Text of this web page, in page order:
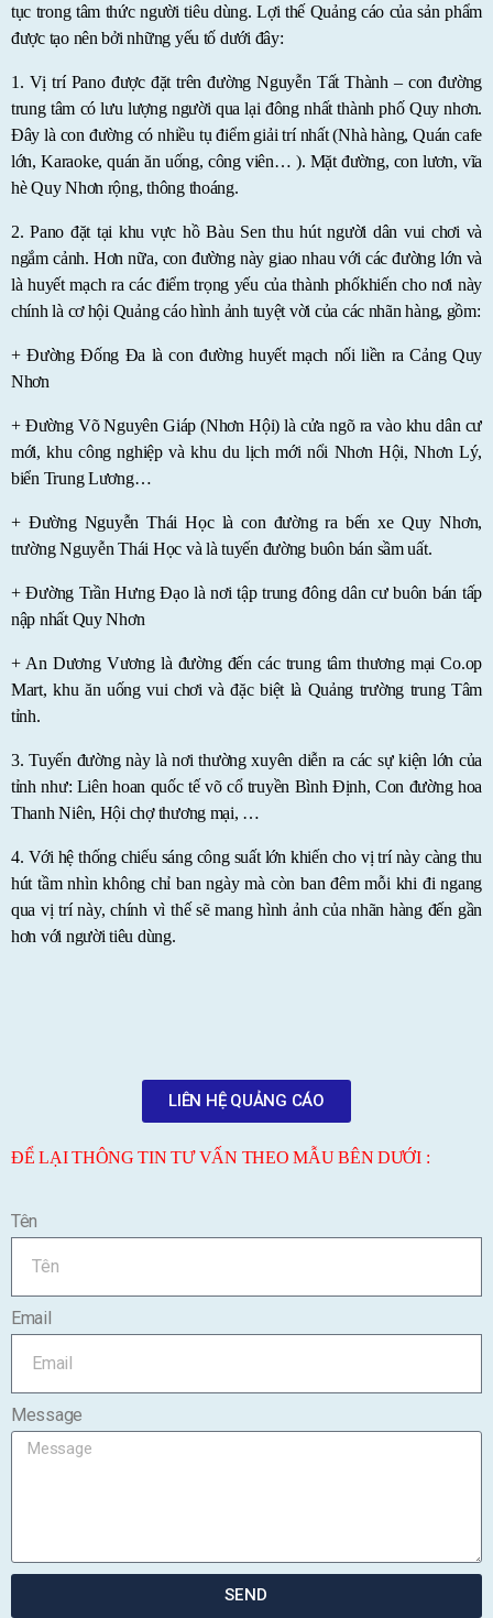
tục trong tâm thức người tiêu dùng. Lợi thế Quảng cáo của sản phẩm
được tạo nên bởi những yếu tố dưới đây:
1. Vị trí Pano được đặt trên đường Nguyễn Tất Thành – con đường
trung tâm có lưu lượng người qua lại đông nhất thành phố Quy nhơn.
Đây là con đường có nhiều tụ điểm giải trí nhất (Nhà hàng, Quán cafe
lớn, Karaoke, quán ăn uống, công viên… ). Mặt đường, con lươn, vĩa
hè Quy Nhơn rộng, thông thoáng.
2. Pano đặt tại khu vực hồ Bàu Sen thu hút người dân vui chơi và
ngắm cảnh. Hơn nữa, con đường này giao nhau với các đường lớn và
là huyết mạch ra các điểm trọng yếu của thành phốkhiến cho nơi này
chính là cơ hội Quảng cáo hình ảnh tuyệt vời của các nhãn hàng, gồm:
+ Đường Đống Đa là con đường huyết mạch nối liền ra Cảng Quy
Nhơn
+ Đường Võ Nguyên Giáp (Nhơn Hội) là cửa ngõ ra vào khu dân cư
mới, khu công nghiệp và khu du lịch mới nổi Nhơn Hội, Nhơn Lý,
biển Trung Lương…
+ Đường Nguyễn Thái Học là con đường ra bến xe Quy Nhơn,
trường Nguyễn Thái Học và là tuyến đường buôn bán sầm uất.
+ Đường Trần Hưng Đạo là nơi tập trung đông dân cư buôn bán tấp
nập nhất Quy Nhơn
+ An Dương Vương là đường đến các trung tâm thương mại Co.op
Mart, khu ăn uống vui chơi và đặc biệt là Quảng trường trung Tâm
tỉnh.
3. Tuyến đường này là nơi thường xuyên diễn ra các sự kiện lớn của
tỉnh như: Liên hoan quốc tế võ cổ truyền Bình Định, Con đường hoa
Thanh Niên, Hội chợ thương mại, …
4. Với hệ thống chiếu sáng công suất lớn khiến cho vị trí này càng thu
hút tầm nhìn không chỉ ban ngày mà còn ban đêm mỗi khi đi ngang
qua vị trí này, chính vì thế sẽ mang hình ảnh của nhãn hàng đến gần
hơn với người tiêu dùng.
LIÊN HỆ QUẢNG CÁO
ĐỂ LẠI THÔNG TIN TƯ VẤN THEO MẪU BÊN DƯỚI :
Tên
Email
Message
SEND